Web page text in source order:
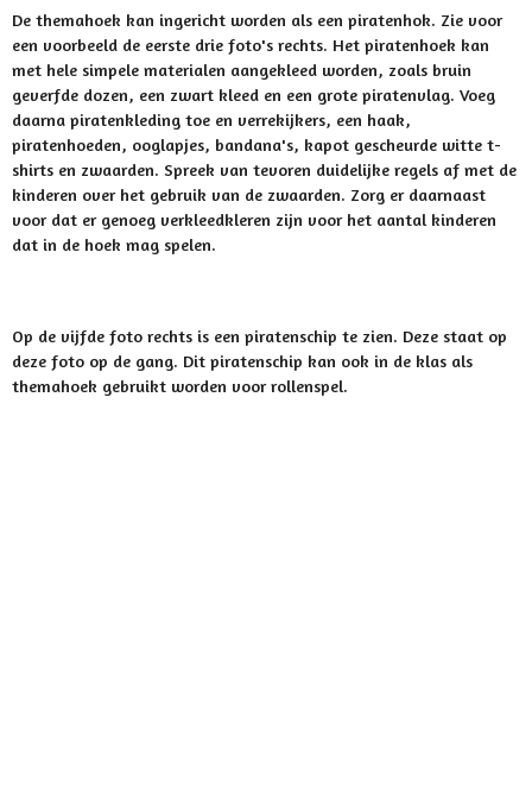
De themahoek kan ingericht worden als een piratenhok. Zie voor
een voorbeeld de eerste drie foto's rechts. Het piratenhoek kan
met hele simpele materialen aangekleed worden, zoals bruin
geverfde dozen, een zwart kleed en een grote piratenvlag. Voeg
daarna piratenkleding toe en verrekijkers, een haak,
piratenhoeden, ooglapjes, bandana's, kapot gescheurde witte t-
shirts en zwaarden. Spreek van tevoren duidelijke regels af met de
kinderen over het gebruik van de zwaarden. Zorg er daarnaast
voor dat er genoeg verkleedkleren zijn voor het aantal kinderen
dat in de hoek mag spelen.
Op de vijfde foto rechts is een piratenschip te zien. Deze staat op
deze foto op de gang. Dit piratenschip kan ook in de klas als
themahoek gebruikt worden voor rollenspel.